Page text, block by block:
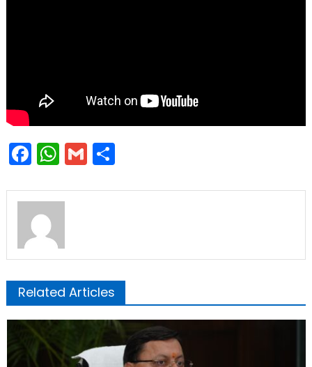
Facebook
WhatsApp
GmailShare
Related Articles